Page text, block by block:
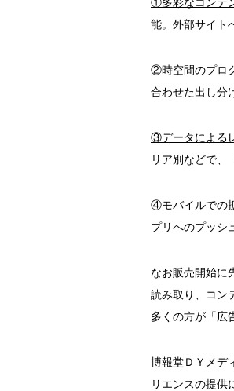
能。外部サイト
②時空間のプロ
合わせた出し分
③データによる
リア別などで、
④モバイルでの
プリへのプッシ
なお販売開始に
読み取り、コン
多くの方が「広
博報堂ＤＹメデ
リエンスの提供